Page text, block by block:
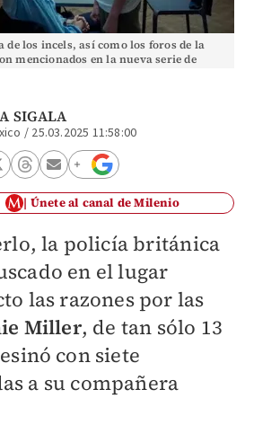
de los incels, así como los foros de la
mencionados en la nueva serie de
SIGALA
/ 25.03.2025 11:58:00
Únete al canal de Milenio
la policía británica
en el lugar
las razones por las
Miller, de tan sólo 13
con siete
a su compañera